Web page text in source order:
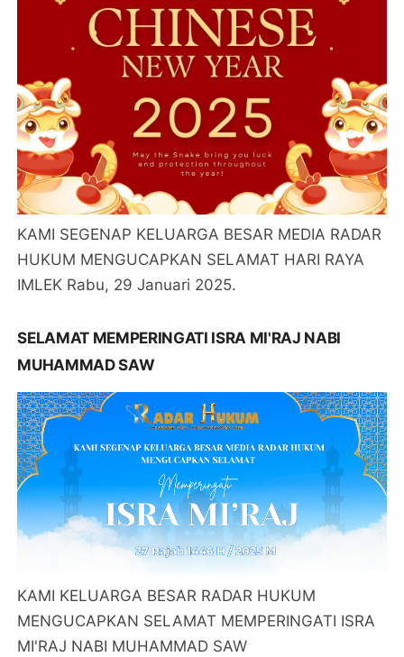
KAMI SEGENAP KELUARGA BESAR MEDIA RADAR
HUKUM MENGUCAPKAN SELAMAT HARI RAYA
IMLEK Rabu, 29 Januari 2025.
SELAMAT MEMPERINGATI ISRA MI'RAJ NABI
MUHAMMAD SAW
KAMI KELUARGA BESAR RADAR HUKUM
MENGUCAPKAN SELAMAT MEMPERINGATI ISRA
MI'RAJ NABI MUHAMMAD SAW